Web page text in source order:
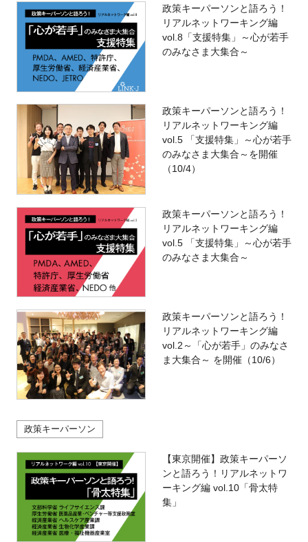
政策キーパーソンと語ろう！
リアルネットワーキング編
vol.8「支援特集」～心が若手
のみなさま大集合～
政策キーパーソンと語ろう！
リアルネットワーキング編
vol.5 「支援特集」～心が若手
のみなさま大集合～を開催
（10/4）
政策キーパーソンと語ろう！
リアルネットワーキング編
vol.5 「支援特集」～心が若手
のみなさま大集合～
政策キーパーソンと語ろう！
リアルネットワーキング編
vol.2～「心が若手」のみなさ
ま大集合～ を開催（10/6）
政策キーパーソン
【東京開催】政策キーパーソ
ンと語ろう！リアルネットワ
ーキング編 vol.10「骨太特
集」